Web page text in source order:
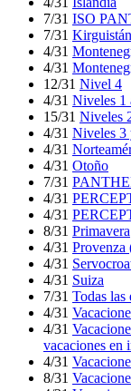
7/31 ISO
7/31 Kirguistán
4/31
4/31
12/31 Nivel 4
4/31 Niveles 1
15/31 Niveles
4/31 Niveles 3
4/31
4/31 Otoño
7/31
4/31
4/31
8/31 Primavera
4/31 Provenza
4/31
4/31 Suiza
7/31 Todas las
4/31
4/31
vacaciones en
4/31
8/31